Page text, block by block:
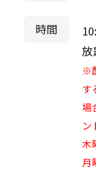
時間
放
※
す
場
ン
木
月